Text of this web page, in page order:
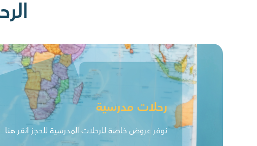
رحلات مدرسية
نوفر عروض خاصة للرحلات المدرسية للحجز انقر هنا